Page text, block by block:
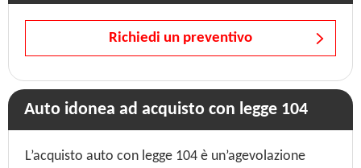
Richiedi un preventivo
Auto idonea ad acquisto con legge 104
L’acquisto auto con legge 104 è un’agevolazione